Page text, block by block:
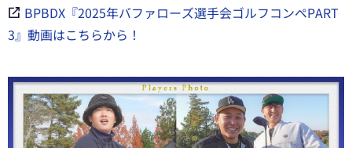
BPBDX『2025年バファローズ選手会ゴルフコンペPART
3』動画はこちらから！